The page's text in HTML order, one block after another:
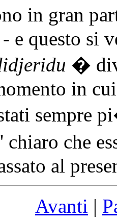
in gran
e questo si
�
in
sempre
chiaro che
al
Avanti |